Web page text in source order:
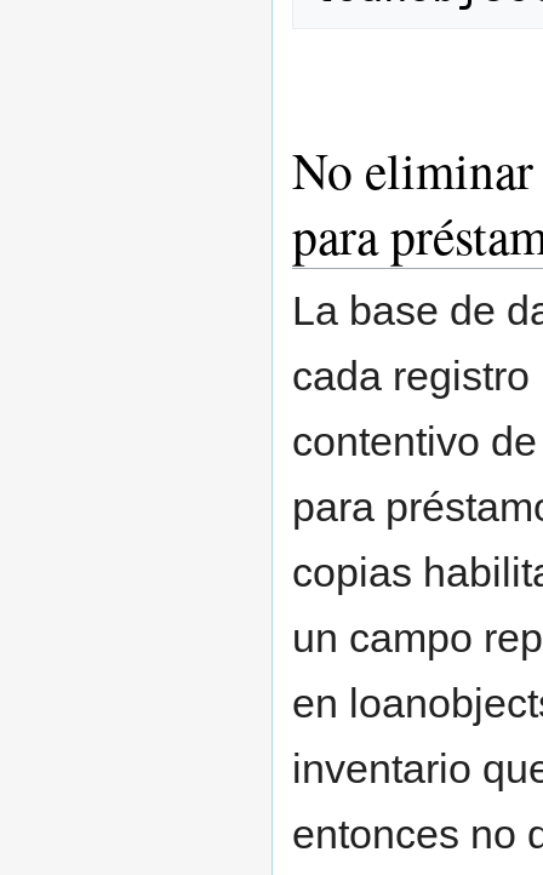
No eliminar
para
La base de
cada
contentivo
para
copias
un campo
en
inventario
entonces no